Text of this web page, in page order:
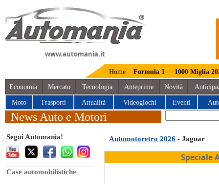
www.automania.it
Home Formula 1 1000 Miglia
Economia Mercato Tecnologia Anteprime Novità
Moto Trasporti Attualità Videogiochi Eventi
News Auto e Motori
Segui Automania!
Case automobilistiche
Automotoretro 2026 - Jaguar
Speciale